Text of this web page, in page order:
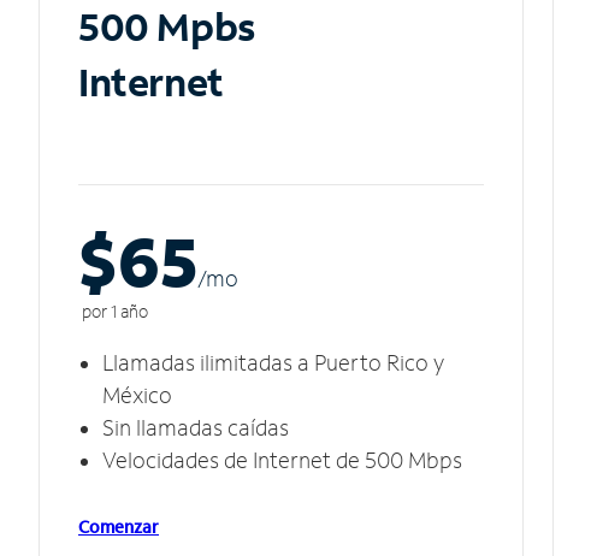
500 Mpbs
Internet
$65/mo
por 1 año
Llamadas ilimitadas a Puerto Rico y
México
Sin llamadas caídas
Velocidades de Internet de 500 Mbps
Comenzar